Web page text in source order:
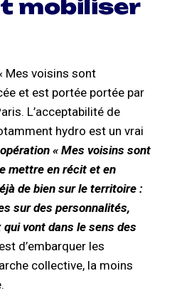
mobiliser
Mes voisins sont
et est portée portée par
L’acceptabilité de
hydro est un vrai
« Mes voisins sont
mettre en récit et en
de bien sur le territoire :
sur des personnalités,
vont dans le sens des
d’embarquer les
collective, la moins